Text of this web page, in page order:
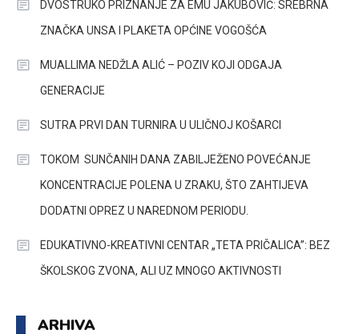
DVOSTRUKO PRIZNANJE ZA EMU JAKUBOVIĆ: SREBRNA
ZNAČKA UNSA I PLAKETA OPĆINE VOGOŠĆA
MUALLIMA NEDŽLA ALIĆ – POZIV KOJI ODGAJA
GENERACIJE
SUTRA PRVI DAN TURNIRA U ULIČNOJ KOŠARCI
TOKOM SUNČANIH DANA ZABILJEŽENO POVEĆANJE
KONCENTRACIJE POLENA U ZRAKU, ŠTO ZAHTIJEVA
DODATNI OPREZ U NAREDNOM PERIODU.
EDUKATIVNO-KREATIVNI CENTAR „TETA PRIČALICA”: BEZ
ŠKOLSKOG ZVONA, ALI UZ MNOGO AKTIVNOSTI
ARHIVA